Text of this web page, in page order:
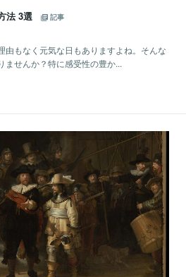
法 3選
記事
由もなく元気な日もありますよね。そんな
ませんか？特に感受性の豊か...